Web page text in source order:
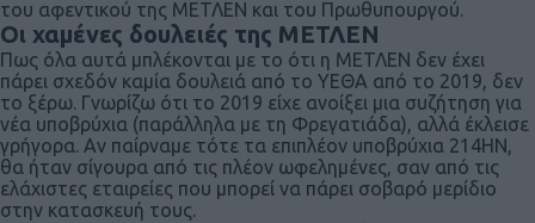
του αφεντικού της ΜΕΤΛΕΝ και του Πρωθυπουργού.
Οι χαμένες δουλειές της ΜΕΤΛΕΝ
Πως όλα αυτά μπλέκονται με το ότι η ΜΕΤΛΕΝ δεν έχει
πάρει σχεδόν καμία δουλειά από το ΥΕΘΑ από το 2019, δεν
το ξέρω. Γνωρίζω ότι το 2019 είχε ανοίξει μια συζήτηση για
νέα υποβρύχια (παράλληλα με τη Φρεγατιάδα), αλλά έκλεισε
γρήγορα. Αν παίρναμε τότε τα επιπλέον υποβρύχια 214ΗΝ,
θα ήταν σίγουρα από τις πλέον ωφελημένες, σαν από τις
ελάχιστες εταιρείες που μπορεί να πάρει σοβαρό μερίδιο
στην κατασκευή τους.